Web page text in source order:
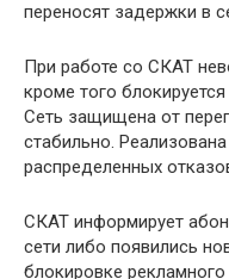
переносят задержки в
При работе со СКАТ
кроме того
Сеть защищена от
стабильно.
распределенных
СКАТ информирует
сети либо появились
блокировке